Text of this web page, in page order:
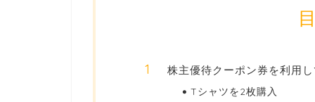
株主優待クーポン券を利用
Tシャツを2枚購入